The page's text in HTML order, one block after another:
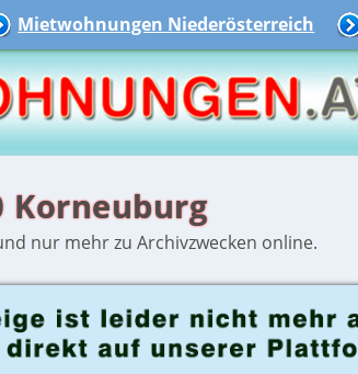
Mietwohnungen Niederösterreich
Korneuburg
nur mehr zu Archivzwecken online.